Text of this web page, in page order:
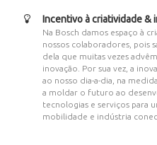
Incentivo à criatividade &
Na Bosch damos espaço à
nossos colaboradores, pois
dela que muitas vezes
inovação. Por sua vez, a
ao nosso dia-a-dia, na
a moldar o futuro ao
tecnologias e serviços para
mobilidade e indústria